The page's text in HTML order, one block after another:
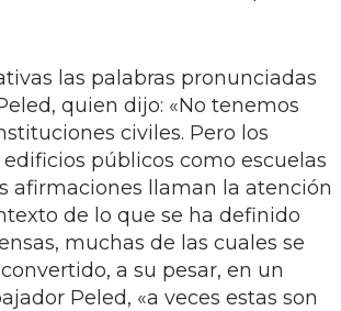
las palabras pronunciadas
quien dijo: «No tenemos
civiles. Pero los
públicos como escuelas
afirmaciones llaman la atención
de lo que se ha definido
muchas de las cuales se
a su pesar, en un
Peled, «a veces estas son